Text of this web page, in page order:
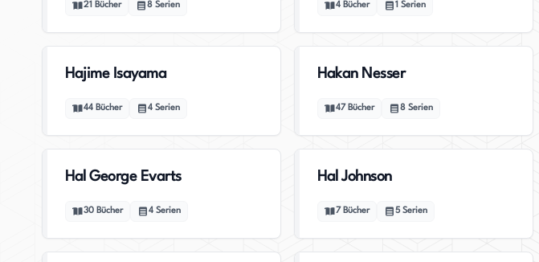
21 Bücher 8 Serien 4 Bücher 1 Serien
Hajime Isayama
44 Bücher 4 Serien
Hakan Nesser
47 Bücher 8 Serien
Hal George Evarts
30 Bücher 4 Serien
Hal Johnson
7 Bücher 5 Serien